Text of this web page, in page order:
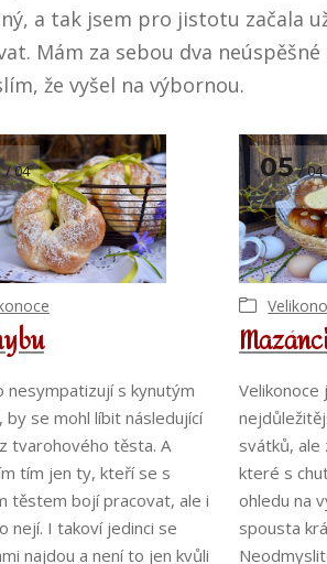
a tak jsem pro jistotu začala
Mám za sebou dva
že vyšel na výbornou.
04
nesympatizují s kynutým
se mohl líbit následující
tvarohového těsta. A
tím jen ty, kteří se s
těstem bojí pracovat, ale i
nejí. I takoví jedinci se
najdou a není to jen kvůli
05
04
2022
Velikonoce
svátků, ale
které s
ohledu na
spousta